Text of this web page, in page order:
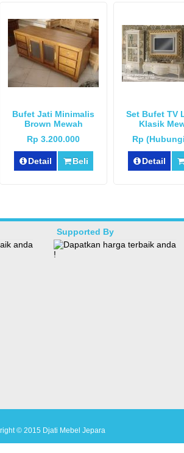
Bufet Jati Minimalis
Brown Mewah
Rp 3.200.000
Detail Beli
Set Bufet TV
Klasik
Rp
Detail
Supported By
© 2015 Djati Mebel Jepara